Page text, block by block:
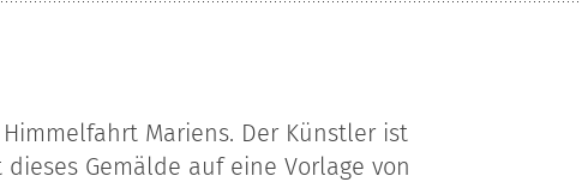
Mariens. Der Künstler ist
Gemälde auf eine Vorlage von